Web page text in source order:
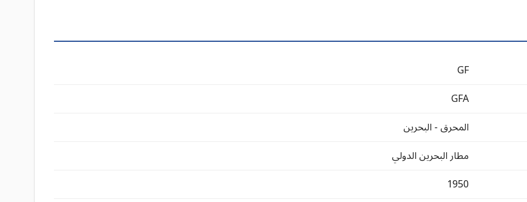
GF
GFA
المحرق - البحرين
مطار البحرين الدولي
1950